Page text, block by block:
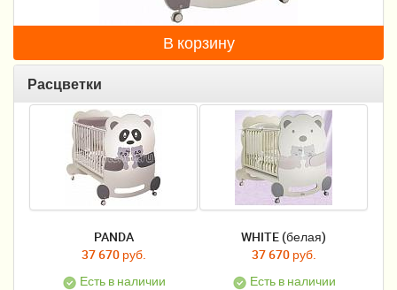
Качели, шезлонги
Манежи
Безопасность ребенка
Ходунки и прыгунки
Игры и развитие
Принадлежности для выписки
Сумки для мам и детей
Кенгуру и слинги
В корзину
Расцветки
PANDA
37 670 руб.
Есть в наличии
WHITE (белая)
37 670 руб.
Есть в наличии